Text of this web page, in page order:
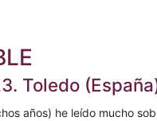
Toledo
años) he leído mucho